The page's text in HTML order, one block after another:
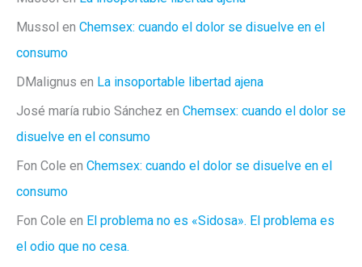
Mussol en Chemsex: cuando el dolor se disuelve en el
consumo
DMalignus en La insoportable libertad ajena
José maría rubio Sánchez en Chemsex: cuando el dolor se
disuelve en el consumo
Fon Cole en Chemsex: cuando el dolor se disuelve en el
consumo
Fon Cole en El problema no es «Sidosa». El problema es
el odio que no cesa.